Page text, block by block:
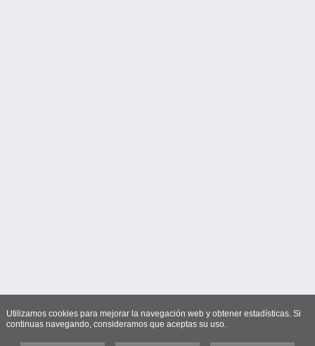
Utilizamos cookies para mejorar la navegación web y obtener estadísticas. Si
continuas navegando, consideramos que aceptas su uso.